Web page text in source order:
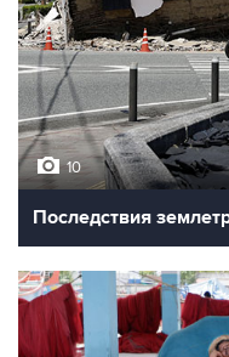
10
Последствия